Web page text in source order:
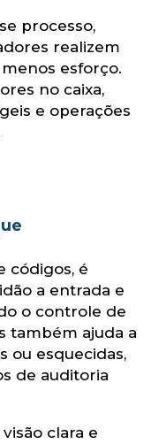
processo,
realizem
esforço.
no caixa,
e operações
códigos, é
a entrada e
o controle de
também ajuda a
ou esquecidas,
de auditoria
clara e